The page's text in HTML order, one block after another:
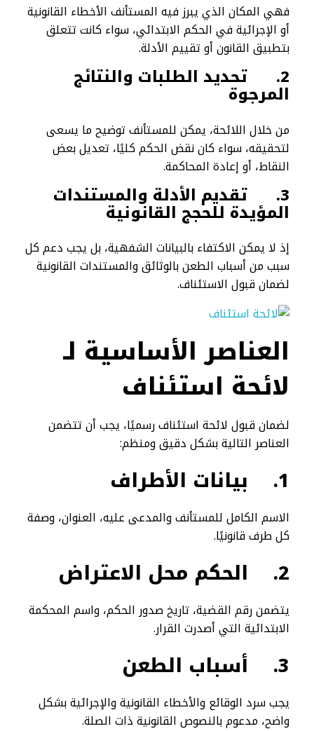
فهي المكان الذي يبرز فيه المستأنف الأخطاء القانونية
أو الإجرائية في الحكم الابتدائي، سواء كانت تتعلق
بتطبيق القانون أو تقييم الأدلة.
2. تحديد الطلبات والنتائج
المرجوة
من خلال اللائحة، يمكن للمستأنف توضيح ما يسعى
لتحقيقه، سواء كان نقض الحكم كليًا، تعديل بعض
النقاط، أو إعادة المحاكمة.
3. تقديم الأدلة والمستندات
المؤيدة للحجج القانونية
إذ لا يمكن الاكتفاء بالبيانات الشفهية، بل يجب دعم كل
سبب من أسباب الطعن بالوثائق والمستندات القانونية
لضمان قبول الاستئناف.
العناصر الأساسية لـ
لائحة استئناف
لضمان قبول لائحة استئناف رسميًا، يجب أن تتضمن
العناصر التالية بشكل دقيق ومنظم:
1. بيانات الأطراف
الاسم الكامل للمستأنف والمدعى عليه، العنوان، وصفة
كل طرف قانونيًا.
2. الحكم محل الاعتراض
يتضمن رقم القضية، تاريخ صدور الحكم، واسم المحكمة
الابتدائية التي أصدرت القرار.
3. أسباب الطعن
يجب سرد الوقائع والأخطاء القانونية والإجرائية بشكل
واضح، مدعوم بالنصوص القانونية ذات الصلة.